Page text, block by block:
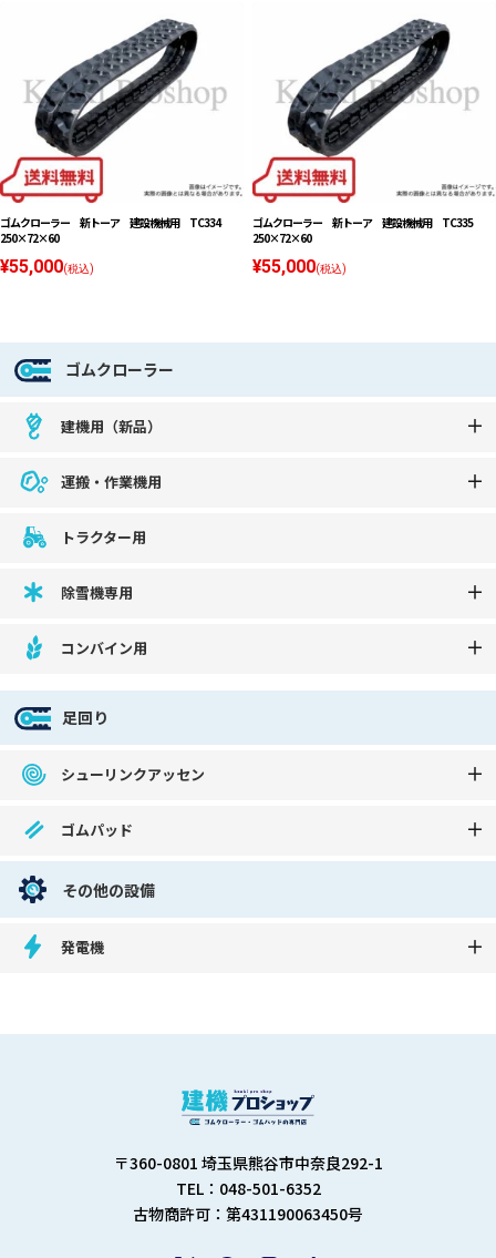
ゴムクローラー 新トーア 建設機械用 TC334
250×72×60
¥55,000(税込)
ゴムクローラー 新トーア 建設機械用 TC335
250×72×60
¥55,000(税込)
ゴムクローラー
建機用（新品）
運搬・作業機用
トラクター用
除雪機専用
コンバイン用
足回り
シューリンクアッセン
ゴムパッド
その他の設備
発電機
〒360-0801 埼玉県熊谷市中奈良292-1
TEL：048-501-6352
古物商許可：第431190063450号